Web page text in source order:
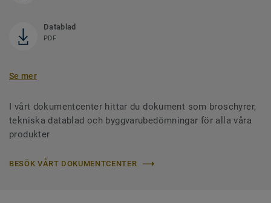
Datablad
PDF
Se mer
I vårt dokumentcenter hittar du dokument som broschyrer,
tekniska datablad och byggvarubedömningar för alla våra
produkter
BESÖK VÅRT DOKUMENTCENTER